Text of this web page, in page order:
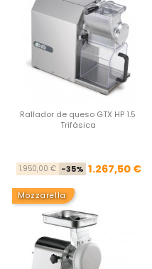
Rallador de queso GTX HP 1.5
Trifásica
1.950,00 € -35% 1.267,50 €
Mozzarella